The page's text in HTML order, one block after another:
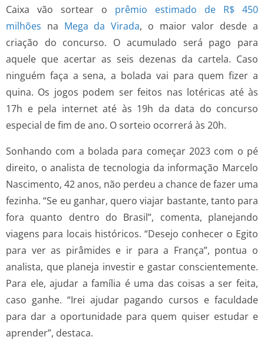
Caixa vão sortear o prêmio estimado de R$ 450
milhões na Mega da Virada, o maior valor desde a
criação do concurso. O acumulado será pago para
aquele que acertar as seis dezenas da cartela. Caso
ninguém faça a sena, a bolada vai para quem fizer a
quina. Os jogos podem ser feitos nas lotéricas até às
17h e pela internet até às 19h da data do concurso
especial de fim de ano. O sorteio ocorrerá às 20h.
Sonhando com a bolada para começar 2023 com o pé
direito, o analista de tecnologia da informação Marcelo
Nascimento, 42 anos, não perdeu a chance de fazer uma
fezinha. “Se eu ganhar, quero viajar bastante, tanto para
fora quanto dentro do Brasil”, comenta, planejando
viagens para locais históricos. “Desejo conhecer o Egito
para ver as pirâmides e ir para a França”, pontua o
analista, que planeja investir e gastar conscientemente.
Para ele, ajudar a família é uma das coisas a ser feita,
caso ganhe. “Irei ajudar pagando cursos e faculdade
para dar a oportunidade para quem quiser estudar e
aprender”, destaca.